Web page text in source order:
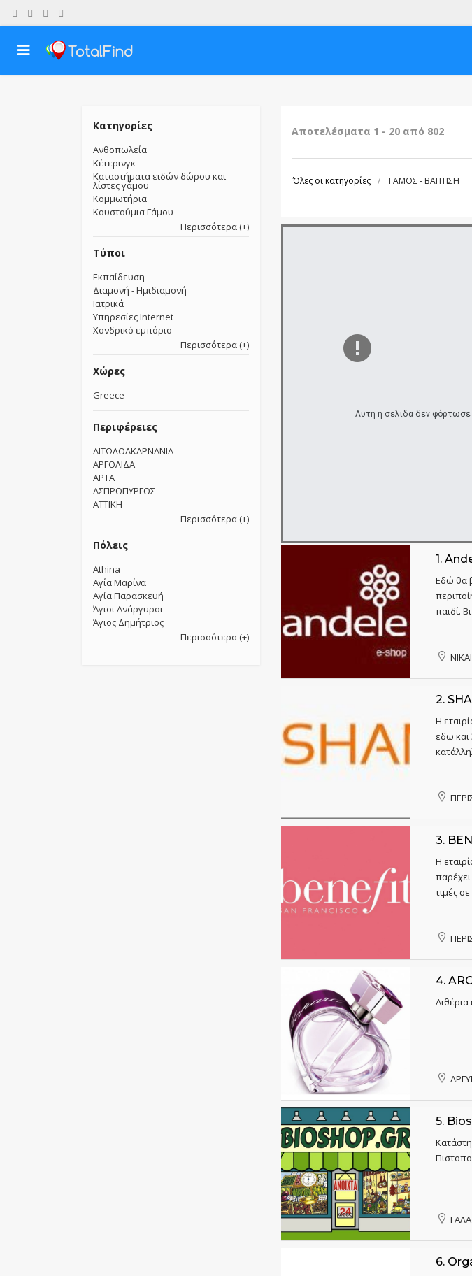
Κατηγορίες
Ανθοπωλεία
Κέτερινγκ
Καταστήματα ειδών δώρου και
λίστες γάμου
Κομμωτήρια
Κουστούμια Γάμου
Περισσότερα (+)
Τύποι
Εκπαίδευση
Διαμονή - Ημιδιαμονή
Ιατρικά
Υπηρεσίες Internet
Χονδρικό εμπόριο
Περισσότερα (+)
Χώρες
Greece
Περιφέρειες
ΑΙΤΩΛΟΑΚΑΡΝΑΝΙΑ
ΑΡΓΟΛΙΔΑ
ΑΡΤΑ
ΑΣΠΡΟΠΥΡΓΟΣ
ΑΤΤΙΚΗ
Περισσότερα (+)
Πόλεις
Athina
Αγία Μαρίνα
Αγία Παρασκευή
Άγιοι Ανάργυροι
Άγιος Δημήτριος
Περισσότερα (+)
Αποτελέσματα 1 - 20 από 802
Όλες οι κατηγορίες ΓΑΜΟΣ - ΒΑΠΤΙΣΗ
Αυτή η σελίδα δεν φόρτωσε
1.
Εδώ θα
παιδί.
2.
Η
εδω και
3.
Η
τιμές
4.
5.
6.